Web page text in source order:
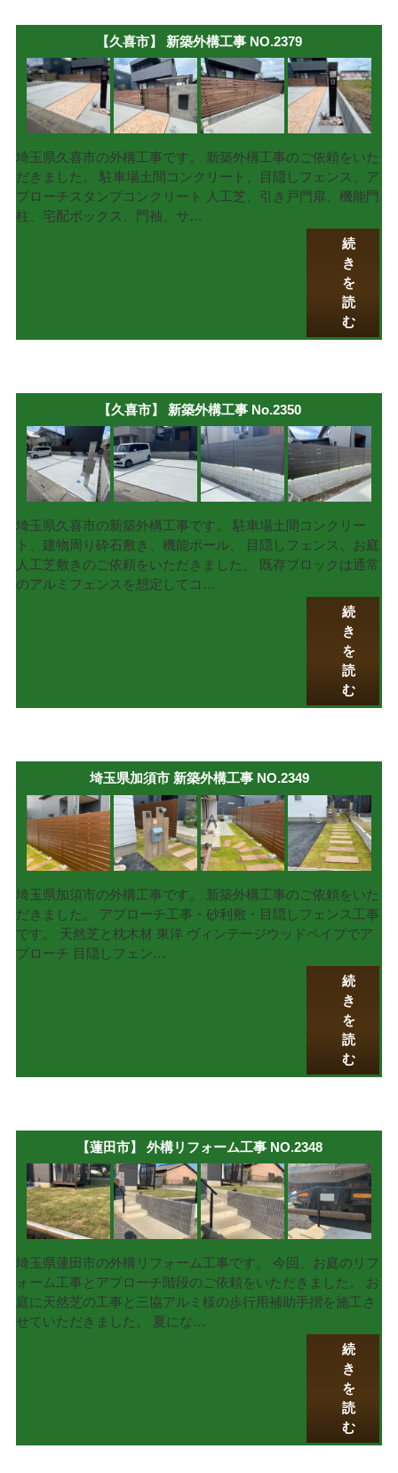
【久喜市】 新築外構工事 NO.2379
埼玉県久喜市の外構工事です。 新築外構工事のご依頼をいた
だきました。 駐車場土間コンクリート、目隠しフェンス、ア
プローチスタンプコンクリート 人工芝、引き戸門扉、機能門
柱、宅配ボックス、門袖、サ…
続
き
を
読
む
【久喜市】 新築外構工事 No.2350
埼玉県久喜市の新築外構工事です。 駐車場土間コンクリー
ト、建物周り砕石敷き、機能ポール、 目隠しフェンス、お庭
人工芝敷きのご依頼をいただきました。 既存ブロックは通常
のアルミフェンスを想定してコ…
続
き
を
読
む
埼玉県加須市 新築外構工事 NO.2349
埼玉県加須市の外構工事です。 新築外構工事のご依頼をいた
だきました。 アプローチ工事・砂利敷・目隠しフェンス工事
です。 天然芝と枕木材 東洋 ヴィンテージウッドペイブでア
プローチ 目隠しフェン…
続
き
を
読
む
【蓮田市】 外構リフォーム工事 NO.2348
埼玉県蓮田市の外構リフォーム工事です。 今回、お庭のリフ
ォーム工事とアプローチ階段のご依頼をいただきました。 お
庭に天然芝の工事と三協アルミ様の歩行用補助手摺を施工さ
せていただきました。 夏にな…
続
き
を
読
む